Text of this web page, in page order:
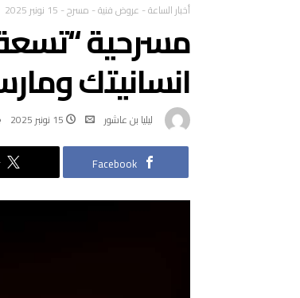
أخبار الساعة- عروض فنية- مسرح- 15 نونبر 2025
مسرحية
انسانيتك
ليليا بن عاشور 15 نونبر 2025
Facebook